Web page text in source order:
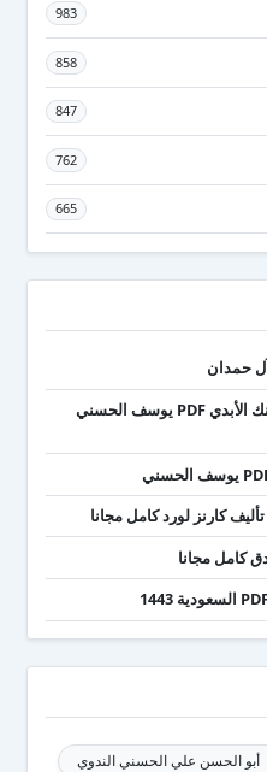
983
858
847
762
665
تحميل كتاب عقدك النفسية سجنك الأبدي PDF يوسف الحسني
أبو الحسن علي الحسني الندوي